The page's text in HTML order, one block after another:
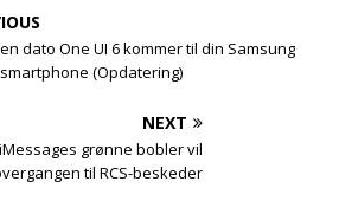
dato One UI 6 kommer til din Samsung
(Opdatering)
NEXT
grønne bobler vil
til RCS-beskeder